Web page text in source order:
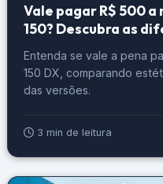
Vale pagar R$ 500 a
150? Descubra as
Entenda se vale a pena
150 DX, comparando
das versões.
3 min de leitura